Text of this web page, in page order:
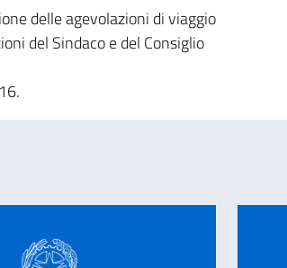
delle agevolazioni di viaggio
del Sindaco e del Consiglio